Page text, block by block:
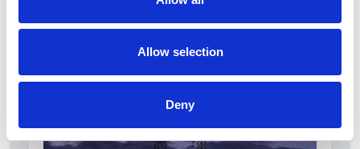
Allow selection
Deny
Repubblica Ceca